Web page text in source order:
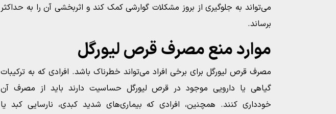
می‌تواند به جلوگیری از بروز مشکلات گوارشی کمک کند و اثربخشی آن را به حداکثر
برساند.
موارد منع مصرف قرص لیورگل
مصرف قرص لیورگل برای برخی افراد می‌تواند خطرناک باشد. افرادی که به ترکیبات
گیاهی یا دارویی موجود در قرص لیورگل حساسیت دارند باید از مصرف آن
خودداری کنند. همچنین، افرادی که بیماری‌های شدید کبدی، نارسایی کبد یا